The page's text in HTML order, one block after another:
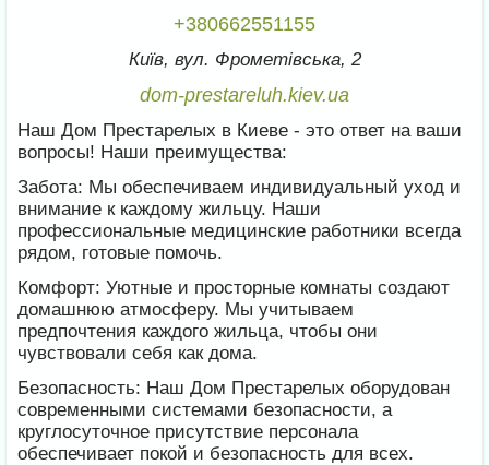
+380662551155
Київ, вул. Фрометівська, 2
dom-prestareluh.kiev.ua
Наш Дом Престарелых в Киеве - это ответ на ваши
вопросы! Наши преимущества:
Забота: Мы обеспечиваем индивидуальный уход и
внимание к каждому жильцу. Наши
профессиональные медицинские работники всегда
рядом, готовые помочь.
Комфорт: Уютные и просторные комнаты создают
домашнюю атмосферу. Мы учитываем
предпочтения каждого жильца, чтобы они
чувствовали себя как дома.
Безопасность: Наш Дом Престарелых оборудован
современными системами безопасности, а
круглосуточное присутствие персонала
обеспечивает покой и безопасность для всех.